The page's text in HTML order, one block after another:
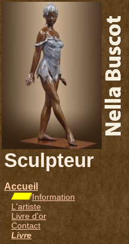
Sculpteur
Accueil
Information
L'artiste
Livre d'or
Contact
Livre